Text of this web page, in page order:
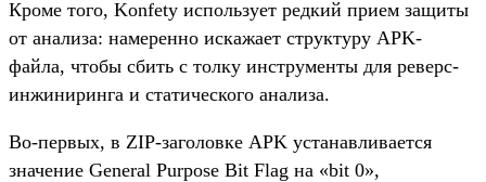
Кроме того, Konfety использует редкий прием защиты
от анализа: намеренно искажает структуру APK-
файла, чтобы сбить с толку инструменты для реверс-
инжиниринга и статического анализа.
Во-первых, в ZIP-заголовке APK устанавливается
значение General Purpose Bit Flag на «bit 0»,